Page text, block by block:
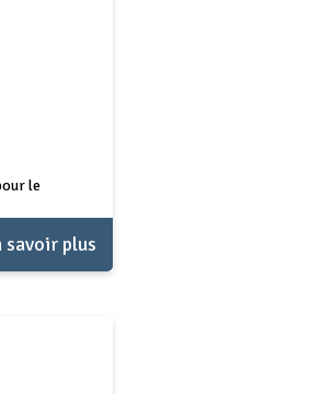
le
savoir plus